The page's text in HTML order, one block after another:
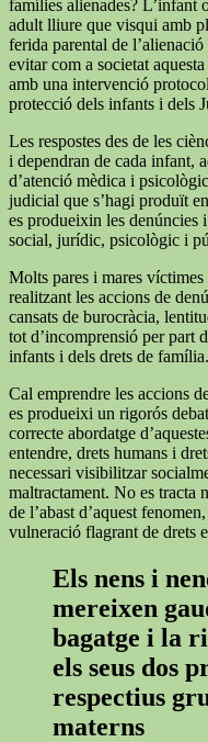
famílies alienades? L’infant
adult lliure que visqui amb
ferida parental de
evitar com a societat
amb una intervenció
protecció dels infants i dels
Les respostes des de les
i dependran de cada infant,
d’atenció mèdica i
judicial que s’hagi produït
es produeixin les denúncies
social, jurídic, psicològic i
Molts pares i mares
realitzant les accions de
cansats de burocràcia,
tot d’incomprensió per part
infants i dels drets de família.
Cal emprendre les accions
es produeixi un rigorós
correcte abordatge
entendre, drets humans i
necessari visibilitzar
maltractament. No es tracta
de l’abast d’aquest
vulneració flagrant de drets
Els nens i
mereixen
bagatge i la
els seus dos
respectius
materns